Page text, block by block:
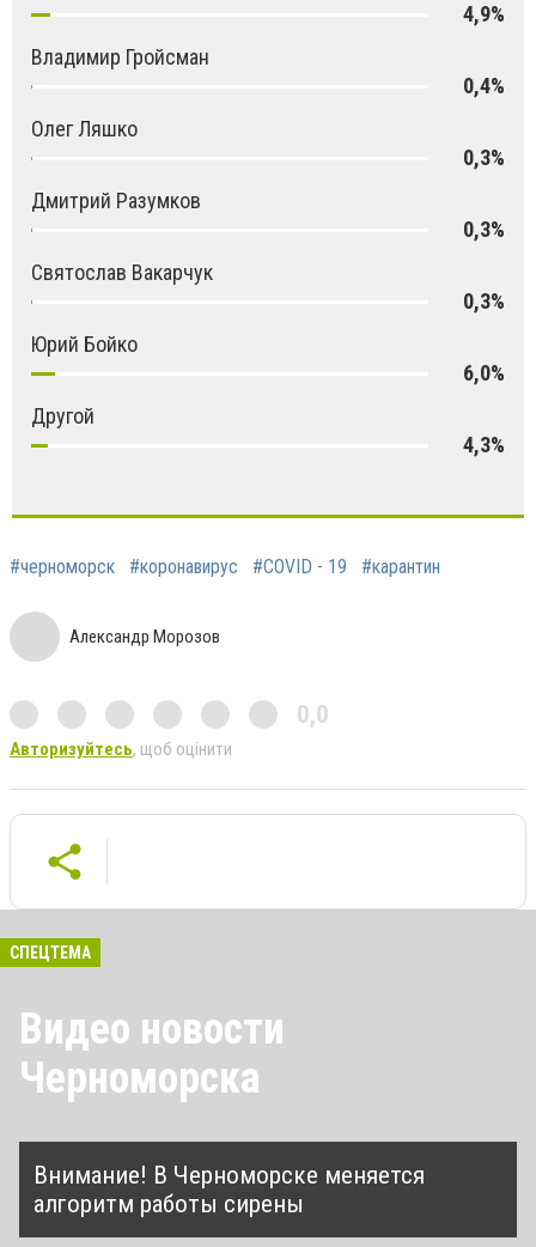
4,9%
Владимир Гройсман
0,4%
Олег Ляшко
0,3%
Дмитрий Разумков
0,3%
Святослав Вакарчук
0,3%
Юрий Бойко
6,0%
Другой
4,3%
#черноморск #коронавирус #COVID - 19 #карантин
Александр Морозов
0,0
Авторизуйтесь, щоб оцінити
СПЕЦТЕМА
Видео новости
Черноморска
Внимание! В Черноморске меняется
алгоритм работы сирены